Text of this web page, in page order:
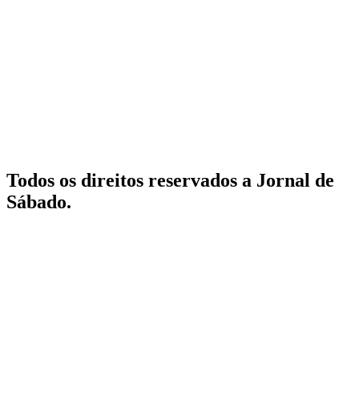
Todos os direitos reservados a Jornal de
Sábado.